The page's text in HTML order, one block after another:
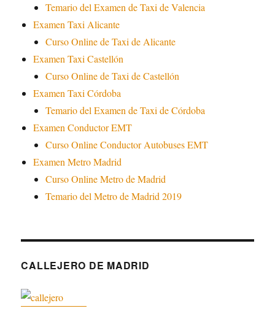
Temario del Examen de Taxi de Valencia
Examen Taxi Alicante
Curso Online de Taxi de Alicante
Examen Taxi Castellón
Curso Online de Taxi de Castellón
Examen Taxi Córdoba
Temario del Examen de Taxi de Córdoba
Examen Conductor EMT
Curso Online Conductor Autobuses EMT
Examen Metro Madrid
Curso Online Metro de Madrid
Temario del Metro de Madrid 2019
CALLEJERO DE MADRID